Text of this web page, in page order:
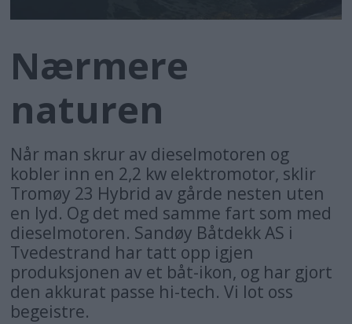
Nærmere
naturen
Når man skrur av dieselmotoren og
kobler inn en 2,2 kw elektromotor, sklir
Tromøy 23 Hybrid av gårde nesten uten
en lyd. Og det med samme fart som med
dieselmotoren. Sandøy Båtdekk AS i
Tvedestrand har tatt opp igjen
produksjonen av et båt-ikon, og har gjort
den akkurat passe hi-tech. Vi lot oss
begeistre.